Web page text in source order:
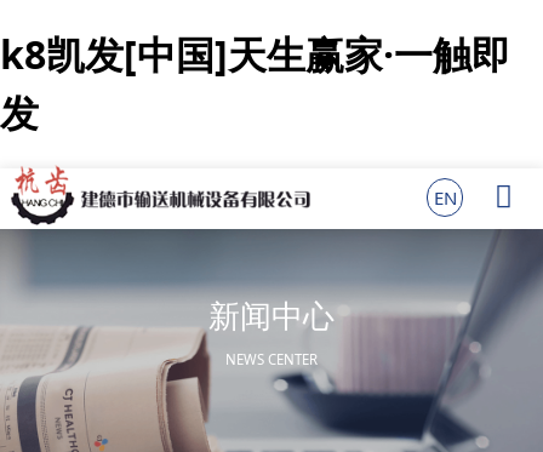
k8凯发[中国]天生赢家·一触即
发
EN 
新闻中心
NEWS CENTER